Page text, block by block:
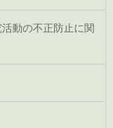
動の不正防止に関